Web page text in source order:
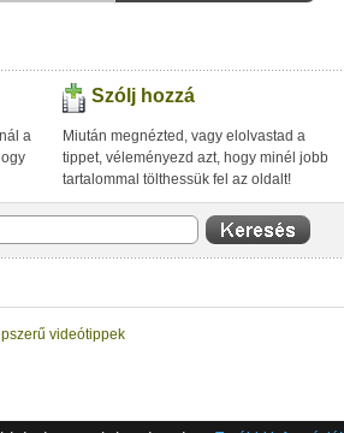
a
Szólj hozzá
Miután megnézted, vagy elolvastad a
tippet, véleményezd azt, hogy minél jobb
tartalommal tölthessük fel az oldalt!
videótippek